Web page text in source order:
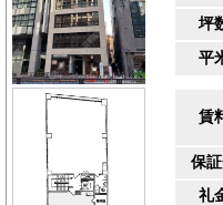
坪
平
賃
保
礼